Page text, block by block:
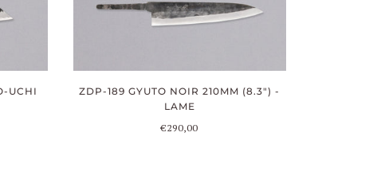
UCHI
ZDP-189 GYUTO NOIR 210MM (8.3") -
LAME
€290,00